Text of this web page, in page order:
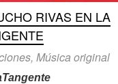
RIVAS EN LA
Música original